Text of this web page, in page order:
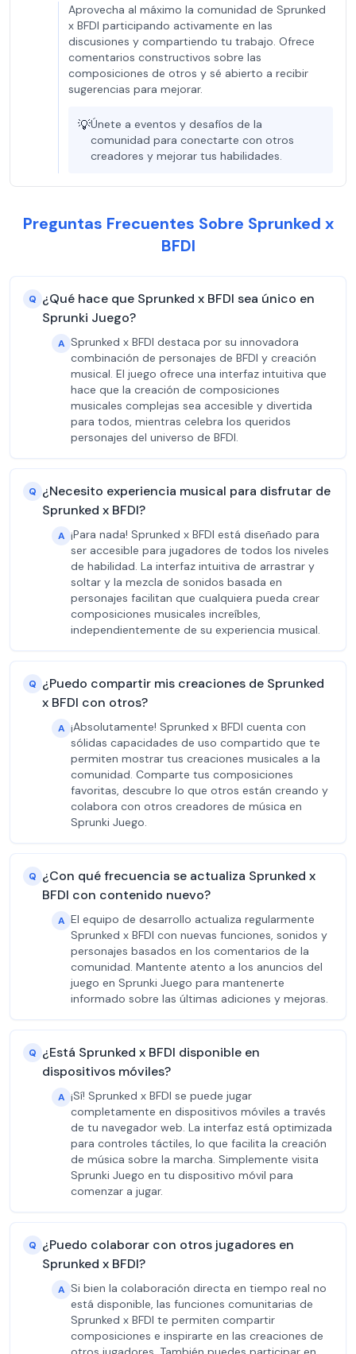
Aprovecha al máximo la comunidad de Sprunked
x BFDI participando activamente en las
discusiones y compartiendo tu trabajo. Ofrece
comentarios constructivos sobre las
composiciones de otros y sé abierto a recibir
sugerencias para mejorar.
💡Únete a eventos y desafíos de la
comunidad para conectarte con otros
creadores y mejorar tus habilidades.
Preguntas Frecuentes Sobre Sprunked x
BFDI
Q ¿Qué hace que Sprunked x BFDI sea único en
Sprunki Juego?
A Sprunked x BFDI destaca por su innovadora
combinación de personajes de BFDI y creación
musical. El juego ofrece una interfaz intuitiva que
hace que la creación de composiciones
musicales complejas sea accesible y divertida
para todos, mientras celebra los queridos
personajes del universo de BFDI.
Q ¿Necesito experiencia musical para disfrutar de
Sprunked x BFDI?
A ¡Para nada! Sprunked x BFDI está diseñado para
ser accesible para jugadores de todos los niveles
de habilidad. La interfaz intuitiva de arrastrar y
soltar y la mezcla de sonidos basada en
personajes facilitan que cualquiera pueda crear
composiciones musicales increíbles,
independientemente de su experiencia musical.
Q ¿Puedo compartir mis creaciones de Sprunked
x BFDI con otros?
A ¡Absolutamente! Sprunked x BFDI cuenta con
sólidas capacidades de uso compartido que te
permiten mostrar tus creaciones musicales a la
comunidad. Comparte tus composiciones
favoritas, descubre lo que otros están creando y
colabora con otros creadores de música en
Sprunki Juego.
Q ¿Con qué frecuencia se actualiza Sprunked x
BFDI con contenido nuevo?
A El equipo de desarrollo actualiza regularmente
Sprunked x BFDI con nuevas funciones, sonidos y
personajes basados en los comentarios de la
comunidad. Mantente atento a los anuncios del
juego en Sprunki Juego para mantenerte
informado sobre las últimas adiciones y mejoras.
Q ¿Está Sprunked x BFDI disponible en
dispositivos móviles?
A ¡Sí! Sprunked x BFDI se puede jugar
completamente en dispositivos móviles a través
de tu navegador web. La interfaz está optimizada
para controles táctiles, lo que facilita la creación
de música sobre la marcha. Simplemente visita
Sprunki Juego en tu dispositivo móvil para
comenzar a jugar.
Q ¿Puedo colaborar con otros jugadores en
Sprunked x BFDI?
A Si bien la colaboración directa en tiempo real no
está disponible, las funciones comunitarias de
Sprunked x BFDI te permiten compartir
composiciones e inspirarte en las creaciones de